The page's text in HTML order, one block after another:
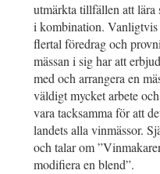
utmärkta tillfällen att
i kombination.
flertal föredrag och
mässan i sig har att
med och arrangera en
väldigt mycket arbete
vara tacksamma för att
landets alla vinmässor.
och talar om
modifiera en blend”.